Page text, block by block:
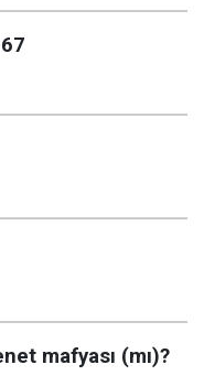
mafyası (mı)?